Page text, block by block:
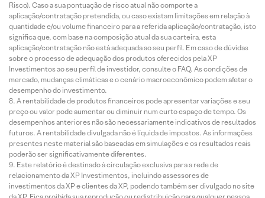
Risco). Caso a sua pontuação de risco atual não comporte a
aplicação/contratação pretendida, ou caso existam limitações em relação à
quantidade e/ou volume financeiro para a referida aplicação/contratação, isto
significa que, com base na composição atual da sua carteira, esta
aplicação/contratação não está adequada ao seu perfil. Em caso de dúvidas
sobre o processo de adequação dos produtos oferecidos pela XP
Investimentos ao seu perfil de investidor, consulte o FAQ. As condições de
mercado, mudanças climáticas e o cenário macroeconômico podem afetar o
desempenho do investimento.
A rentabilidade de produtos financeiros pode apresentar variações e seu
preço ou valor pode aumentar ou diminuir num curto espaço de tempo. Os
desempenhos anteriores não são necessariamente indicativos de resultados
futuros. A rentabilidade divulgada não é líquida de impostos. As informações
presentes neste material são baseadas em simulações e os resultados reais
poderão ser significativamente diferentes.
Este relatório é destinado à circulação exclusiva para a rede de
relacionamento da XP Investimentos, incluindo assessores de
investimentos da XP e clientes da XP, podendo também ser divulgado no site